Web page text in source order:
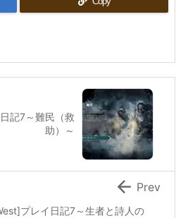
記7～難民（救
助）～
プレイ日記7～生者と詩人の
 Prev